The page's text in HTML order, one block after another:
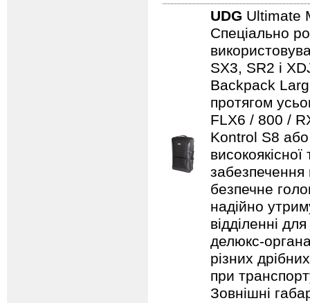
UDG Ultimate
Спеціально
SX3, SR2 і
Backpack
протягом
FLX6 / 800 /
Kontrol S8 або
забезпечення
безпечне
надійно
відділенні
делюкс-
різних
при
Зовнішні